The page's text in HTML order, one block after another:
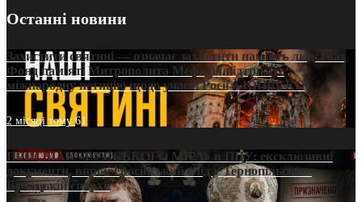
Останні новини
Захистити святині — означає захистити пам’ять людства:
Фонд пам’яті Митрополита Мефодія підтримує
міжнародну петицію щодо участі Росії в ЮНЕСКО
2 місяці тому61
ПРИСМАК «РУССЬКОГО МІРА» в ПЦУ: ексклюзивні
документи, вирок і російський слід у Тернопільсько-
Бучацькій єпархії